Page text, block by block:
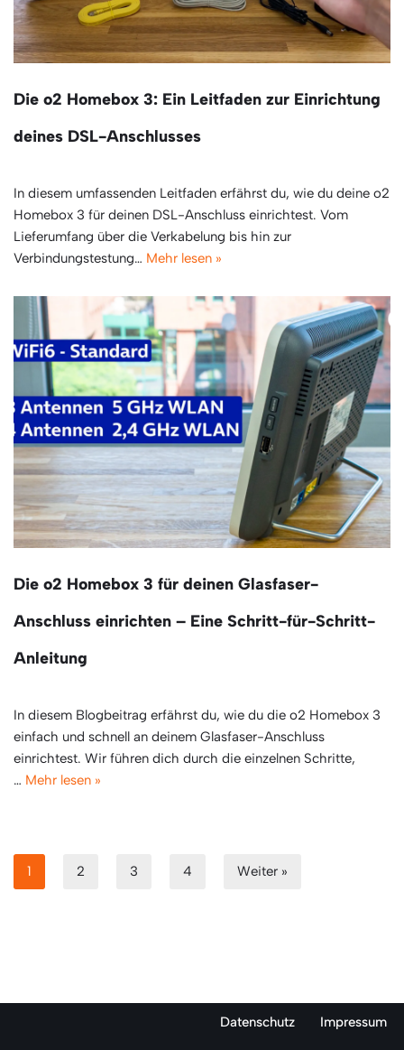
Die o2 Homebox 3: Ein Leitfaden zur Einrichtung
deines DSL-Anschlusses
In diesem umfassenden Leitfaden erfährst du, wie du deine o2
Homebox 3 für deinen DSL-Anschluss einrichtest. Vom
Lieferumfang über die Verkabelung bis hin zur
Verbindungstestung… Mehr lesen »
Die o2 Homebox 3 für deinen Glasfaser-
Anschluss einrichten – Eine Schritt-für-Schritt-
Anleitung
In diesem Blogbeitrag erfährst du, wie du die o2 Homebox 3
einfach und schnell an deinem Glasfaser-Anschluss
einrichtest. Wir führen dich durch die einzelnen Schritte,
… Mehr lesen »
1 2 3 4 Weiter »
Datenschutz Impressum